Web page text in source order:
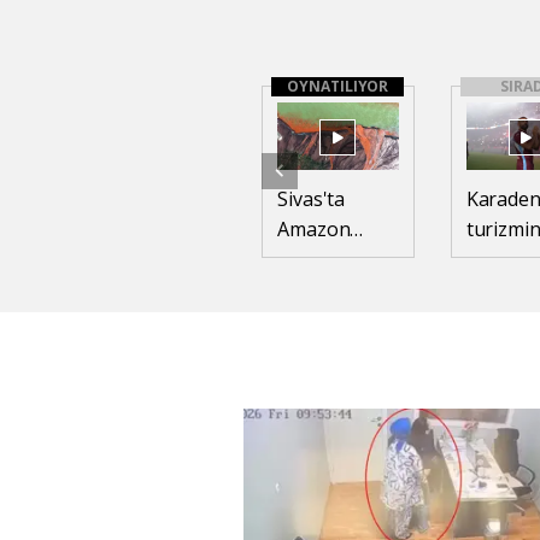
OYNATILIYOR
Sivas'ta
Amazon
manzarası;
'Salah'